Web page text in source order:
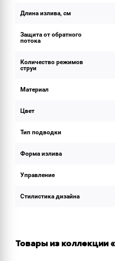
Длина излива, см
Защита от обратного
потока
Количество режимов
струи
Материал
Цвет
Тип подводки
Форма излива
Управление
Стилистика дизайна
Товары из коллекции